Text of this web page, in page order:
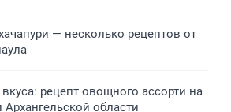
— несколько рецептов от
рецепт овощного ассорти на
области